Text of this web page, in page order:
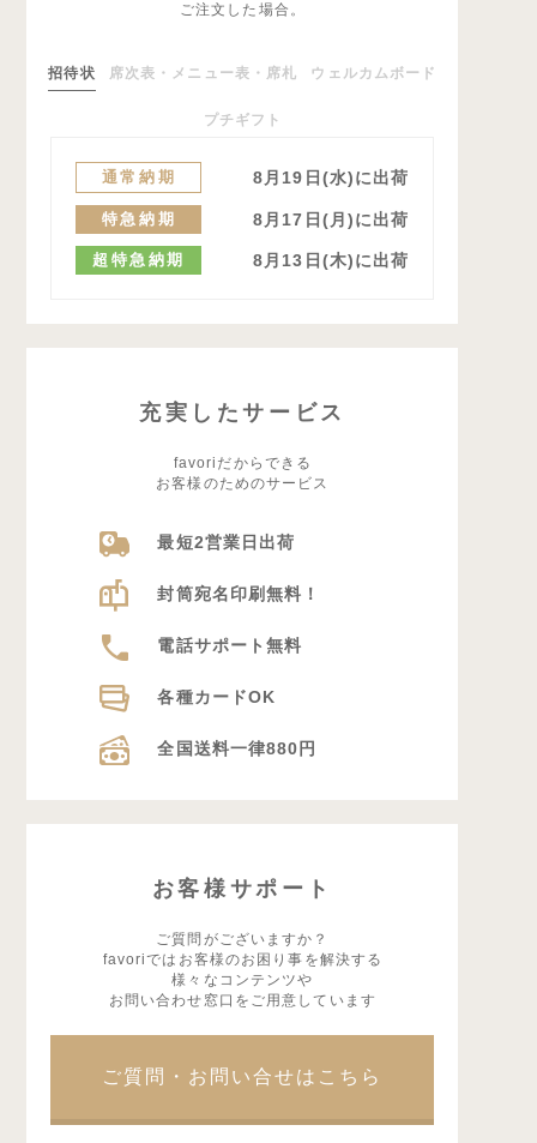
ご注文した場合。
招待状 席次表・メニュー表・席札 ウェルカムボード
プチギフト
通常納期 8月19日(水)に出荷
特急納期 8月17日(月)に出荷
超特急納期 8月13日(木)に出荷
充実したサービス
favoriだからできる
お客様のためのサービス
最短2営業日出荷
封筒宛名印刷無料！
電話サポート無料
各種カードOK
全国送料一律880円
お客様サポート
ご質問がございますか？
favoriではお客様のお困り事を解決する
様々なコンテンツや
お問い合わせ窓口をご用意しています
ご質問・お問い合せはこちら